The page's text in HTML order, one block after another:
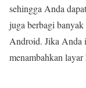
sehingga Anda
juga berbagi
Android. Jika Anda
menambahkan